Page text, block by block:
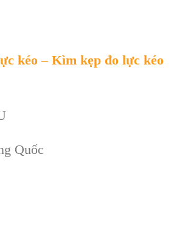
kéo – Kìm kẹp đo lực kéo
Quốc